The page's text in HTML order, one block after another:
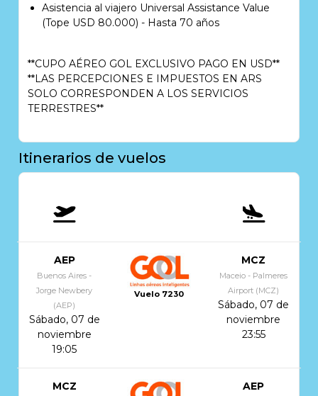
Asistencia al viajero Universal Assistance Value
(Tope USD 80.000) - Hasta 70 años
**CUPO AÉREO GOL EXCLUSIVO PAGO EN USD**
**LAS PERCEPCIONES E IMPUESTOS EN ARS
SOLO CORRESPONDEN A LOS SERVICIOS
TERRESTRES**
Itinerarios de vuelos
AEP
Buenos Aires -
Jorge Newbery
(AEP)
Sábado, 07 de
noviembre
19:05
Vuelo 7230
MCZ
Maceio - Palmeres
Airport (MCZ)
Sábado, 07 de
noviembre
23:55
MCZ AEP